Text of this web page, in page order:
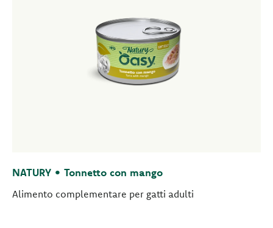
NATURY • Tonnetto con mango
Alimento complementare per gatti adulti